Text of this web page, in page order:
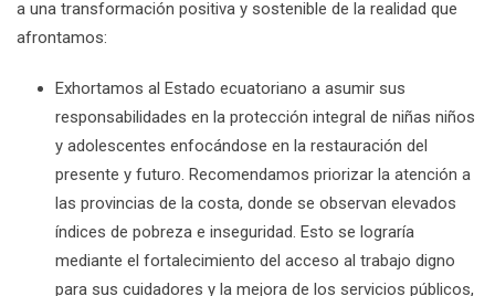
a una transformación positiva y sostenible de la realidad que
afrontamos:
Exhortamos al Estado ecuatoriano a asumir sus
responsabilidades en la protección integral de niñas niños
y adolescentes enfocándose en la restauración del
presente y futuro. Recomendamos priorizar la atención a
las provincias de la costa, donde se observan elevados
índices de pobreza e inseguridad. Esto se lograría
mediante el fortalecimiento del acceso al trabajo digno
para sus cuidadores y la mejora de los servicios públicos,